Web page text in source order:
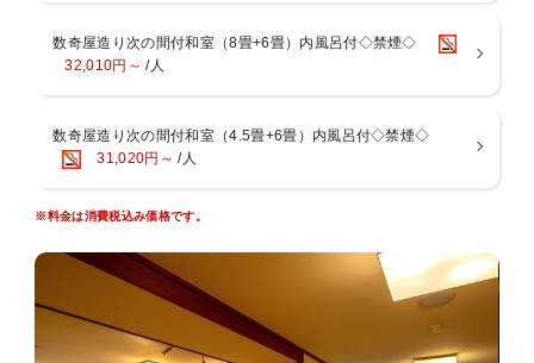
※ケーキご希望の方はケーキに付けるメッセージプレートの内容と
心温まる「おもてなし」と「御料理」を画人・文人が愛した湯河原に
てご堪能ください。
相模湾で捕れた「海の幸」や旬の食材から器に至るまで、細部にまで
※献立は月替わりになりますが、仕入れ状況により献立が変更となる
場合がございます。
※当館は基本お部屋食になりますが、４名様以上の場合は夕朝食共に
別部屋での個室食となる場合がございます。ご了承くださいませ。
数奇屋造り次の間付和室（8畳+6畳）内風呂付◇禁煙◇
32,010円～ /人
数奇屋造り次の間付和室（4.5畳+6畳）内風呂付◇禁煙◇
31,020円～ /人
※料金は消費税込み価格です。